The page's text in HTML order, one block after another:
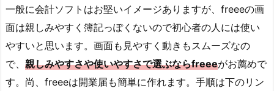
一般に会計ソフトはお堅いイメージありますが、freeeの画
面は親しみやすく簿記っぽくないので初心者の人には使い
やすいと思います。画面も見やすく動きもスムーズなの
で、 親しみやすさや使いやすさで選ぶならfreeeがお薦めで
す。尚、freeeは開業届も簡単に作れます。手順は下のリン